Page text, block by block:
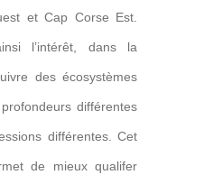
et Cap Corse Est.
l’intérêt, dans la
des écosystèmes
différentes
différentes. Cet
de mieux qualifer